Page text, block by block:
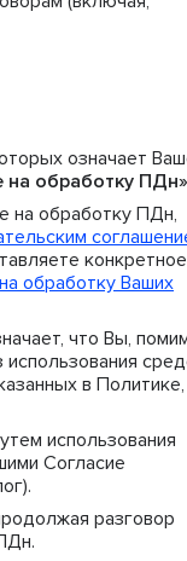
означает
на обработку ПДн»
на обработку ПДн,
обработку Ваших
что Вы,
в Политике,
использования
Согласие
разговор